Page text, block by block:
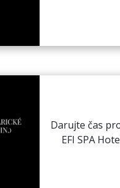
Darujte čas
EFI SPA